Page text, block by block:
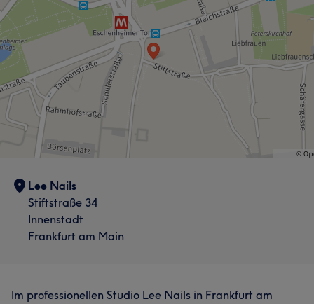
Lee Nails
Stiftstraße 34
Innenstadt
Frankfurt am Main
Im professionellen Studio Lee Nails in Frankfurt am